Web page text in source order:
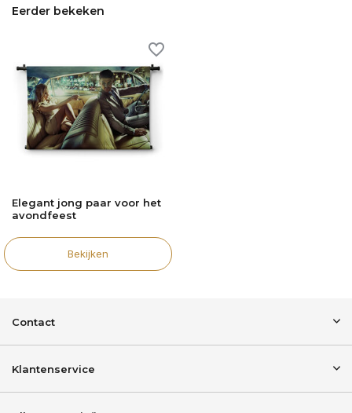
Eerder bekeken
Elegant jong paar voor het
avondfeest
Bekijken
Contact
Klantenservice